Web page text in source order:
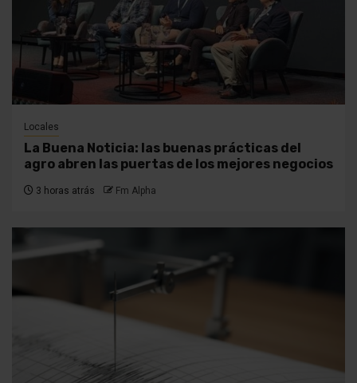
Locales
La Buena Noticia: las buenas prácticas del
agro abren las puertas de los mejores negocios
3 horas atrás Fm Alpha